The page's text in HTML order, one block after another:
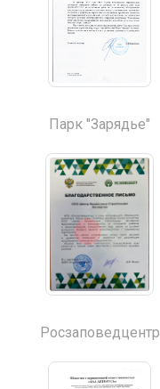
Парк "Зарядье"
Росзаповедцентр